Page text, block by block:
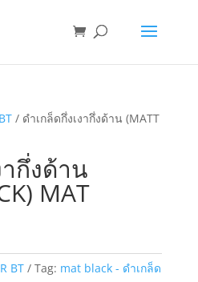
/ ดำเกล็ดกึ่งเงากึ่งด้าน (MATT
ากึ่งด้าน
MAT
BT Tag: mat black - ดำเกล็ด